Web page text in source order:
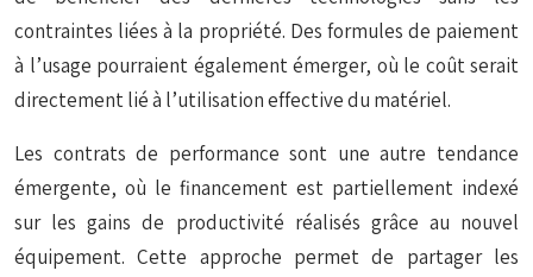
contraintes liées à la propriété. Des formules de paiement
à l’usage pourraient également émerger, où le coût serait
directement lié à l’utilisation effective du matériel.
Les contrats de performancesont une autre tendance
émergente, où le financement est partiellement indexé
sur les gains de productivité réalisés grâce au nouvel
équipement. Cette approche permet de partager les